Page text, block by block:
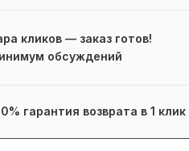
кликов — заказ готов!
обсуждений
гарантия возврата в 1 клик